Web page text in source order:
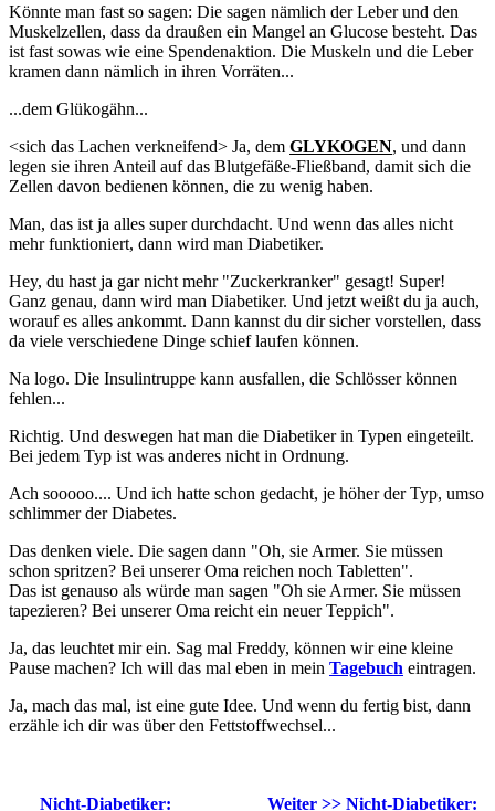
Könnte man fast so sagen: Die sagen nämlich der Leber und den
Muskelzellen, dass da draußen ein Mangel an Glucose besteht. Das
ist fast sowas wie eine Spendenaktion. Die Muskeln und die Leber
kramen dann nämlich in ihren Vorräten...
...dem Glükogähn...
<sich das Lachen verkneifend> Ja, dem GLYKOGEN, und dann
legen sie ihren Anteil auf das Blutgefäße-Fließband, damit sich die
Zellen davon bedienen können, die zu wenig haben.
Man, das ist ja alles super durchdacht. Und wenn das alles nicht
mehr funktioniert, dann wird man Diabetiker.
Hey, du hast ja gar nicht mehr "Zuckerkranker" gesagt! Super!
Ganz genau, dann wird man Diabetiker. Und jetzt weißt du ja auch,
worauf es alles ankommt. Dann kannst du dir sicher vorstellen, dass
da viele verschiedene Dinge schief laufen können.
Na logo. Die Insulintruppe kann ausfallen, die Schlösser können
fehlen...
Richtig. Und deswegen hat man die Diabetiker in Typen eingeteilt.
Bei jedem Typ ist was anderes nicht in Ordnung.
Ach sooooo.... Und ich hatte schon gedacht, je höher der Typ, umso
schlimmer der Diabetes.
Das denken viele. Die sagen dann "Oh, sie Armer. Sie müssen
schon spritzen? Bei unserer Oma reichen noch Tabletten".
Das ist genauso als würde man sagen "Oh sie Armer. Sie müssen
tapezieren? Bei unserer Oma reicht ein neuer Teppich".
Ja, das leuchtet mir ein. Sag mal Freddy, können wir eine kleine
Pause machen? Ich will das mal eben in mein Tagebuch eintragen.
Ja, mach das mal, ist eine gute Idee. Und wenn du fertig bist, dann
erzähle ich dir was über den Fettstoffwechsel...
Nicht-Diabetiker: Weiter >> Nicht-Diabetiker: